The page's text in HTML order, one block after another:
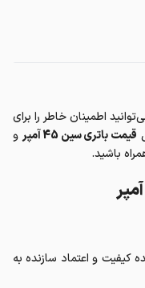
اطمینان خاطر را برای
قیمت باتری سین 45 آمپر
و
باشید.
کیفیت و اعتماد سازنده به